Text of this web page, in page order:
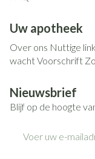
Uw apotheek
Over ons Nuttige
wachtVoorschrift
Nieuwsbrief
Blijf op de hoogte